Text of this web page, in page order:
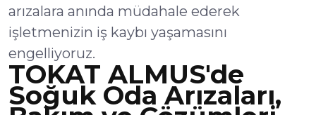
arızalara anında müdahale ederek
işletmenizin iş kaybı yaşamasını
engelliyoruz.
TOKAT ALMUS'de
Soğuk Oda Arızaları,